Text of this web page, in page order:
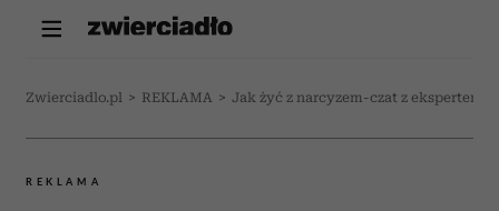
Zwierciadlo.pl > REKLAMA > Jak żyć z narcyzem-czat z ekspertem
REKLAMA